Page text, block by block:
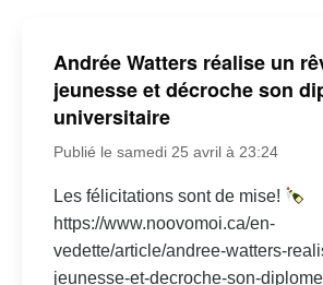
Andrée Watters réalise un
jeunesse et décroche son
universitaire
Publié le samedi 25 avril à 23:24
Les félicitations sont de mise!
https://www.noovomoi.ca/en-
vedette/article/andree-watters-
jeunesse-et-decroche-son-